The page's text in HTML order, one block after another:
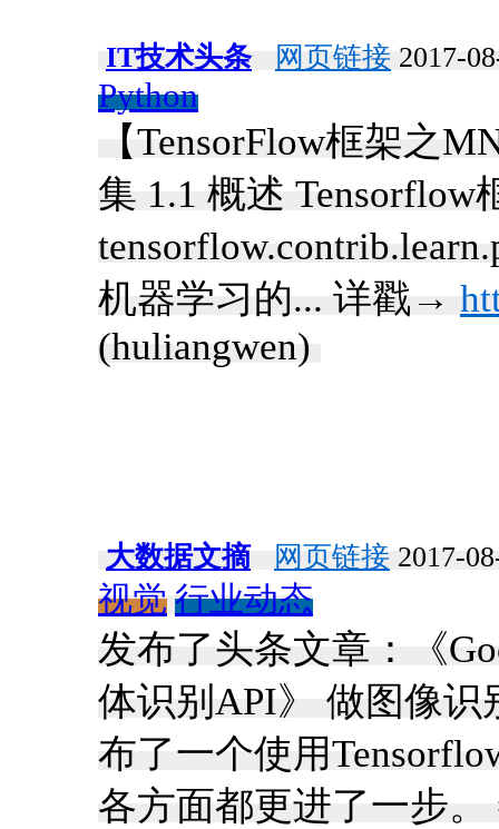
IT技术头条 网页链接 2017-
Python
【TensorFlow框架之
集 1.1 概述 Tensorflow
机器学习的... 详戳→
(huliangwen) ​
大数据文摘 网页链接 2017-
视觉 行业动态
发布了头条文章：《
体识别API》 做图像
布了一个使用
各方面都更进了一步